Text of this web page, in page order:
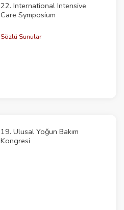
22. International Intensive
Care Symposium
Sözlü Sunular
19. Ulusal Yoğun Bakım
Kongresi